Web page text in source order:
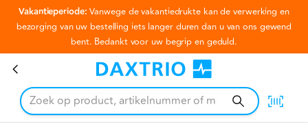
Ga naar hoofdinhoud
Vakantieperiode: Vanwege de vakantiedrukte kan de verwerking en
bezorging van uw bestelling iets langer duren dan u van ons gewend
bent. Bedankt voor uw begrip en geduld.
Nierbekkens